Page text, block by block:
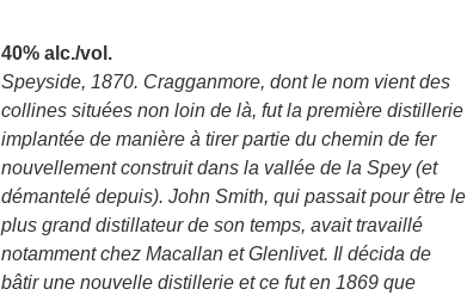
40% alc./vol.
Speyside, 1870. Cragganmore, dont le nom vient des
collines situées non loin de là, fut la première distillerie
implantée de manière à tirer partie du chemin de fer
nouvellement construit dans la vallée de la Spey (et
démantelé depuis). John Smith, qui passait pour être le
plus grand distillateur de son temps, avait travaillé
notamment chez Macallan et Glenlivet. Il décida de
bâtir une nouvelle distillerie et ce fut en 1869 que